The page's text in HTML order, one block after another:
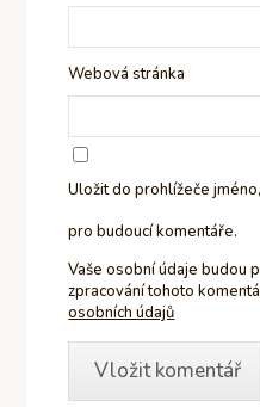
Webová stránka
Uložit do prohlížeče
pro budoucí komentáře.
Vaše osobní údaje budou
zpracování tohoto
osobních údajů